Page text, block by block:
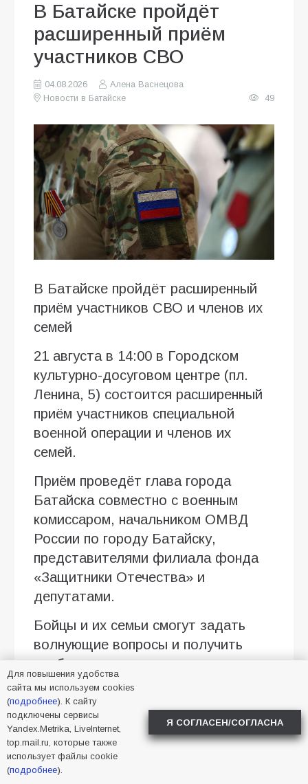
В Батайске пройдёт
расширенный приём
участников СВО
04.08.2026
Алена Васнецова
Новости в Батайске
49
В Батайске пройдёт расширенный
приём участников СВО и членов их
семей
21 августа в 14:00 в Городском
культурно-досуговом центре (пл.
Ленина, 5) состоится расширенный
приём участников специальной
военной операции и членов их
семей.
Приём проведёт глава города
Батайска совместно с военным
комиссаром, начальником ОМВД
России по городу Батайску,
представителями филиала фонда
«Защитники Отечества» и
депутатами.
Бойцы и их семьи смогут задать
волнующие вопросы и получить
необходимую помощь.
Предварительная запись
обязательна.
Запись ведётся до 13 августа, в
будние дни, по номеру телефона +7
(86354) 5-60-75 или лично в
Для повышения удобства
сайта мы используем cookies
(подробнее). К сайту
подключены сервисы
Yandex.Metrika, LiveInternet,
top.mail.ru, которые также
использует файлы cookie
(подробнее).
Я СОГЛАСЕН/СОГЛАСНА